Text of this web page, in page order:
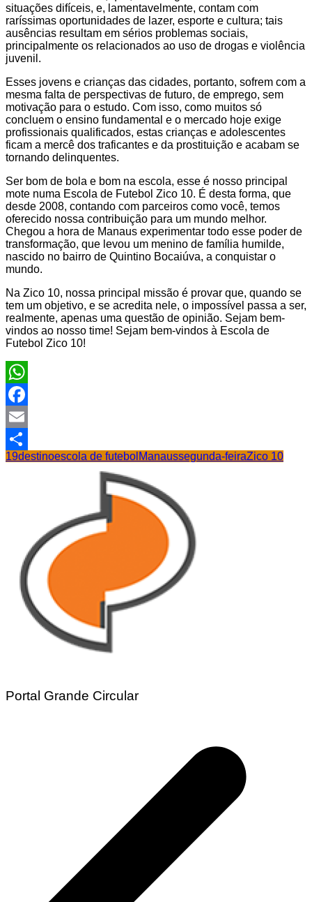
situações difíceis, e, lamentavelmente, contam com
raríssimas oportunidades de lazer, esporte e cultura; tais
ausências resultam em sérios problemas sociais,
principalmente os relacionados ao uso de drogas e violência
juvenil.
Esses jovens e crianças das cidades, portanto, sofrem com a
mesma falta de perspectivas de futuro, de emprego, sem
motivação para o estudo. Com isso, como muitos só
concluem o ensino fundamental e o mercado hoje exige
profissionais qualificados, estas crianças e adolescentes
ficam a mercê dos traficantes e da prostituição e acabam se
tornando delinquentes.
Ser bom de bola e bom na escola, esse é nosso principal
mote numa Escola de Futebol Zico 10. É desta forma, que
desde 2008, contando com parceiros como você, temos
oferecido nossa contribuição para um mundo melhor.
Chegou a hora de Manaus experimentar todo esse poder de
transformação, que levou um menino de família humilde,
nascido no bairro de Quintino Bocaiúva, a conquistar o
mundo.
Na Zico 10, nossa principal missão é provar que, quando se
tem um objetivo, e se acredita nele, o impossível passa a ser,
realmente, apenas uma questão de opinião. Sejam bem-
vindos ao nosso time! Sejam bem-vindos à Escola de
Futebol Zico 10!
WhatsApp
Facebook
Email
Share
19destinoescola de futebol Manaussegunda-feiraZico 10
Portal Grande Circular